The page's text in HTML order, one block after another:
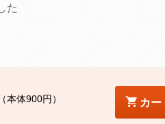
た
本体900円）
カー